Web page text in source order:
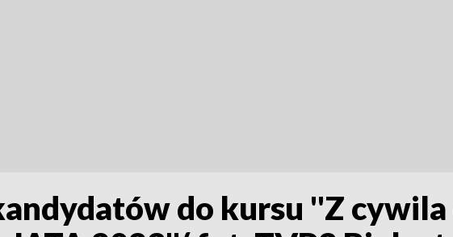
do kursu ''Z